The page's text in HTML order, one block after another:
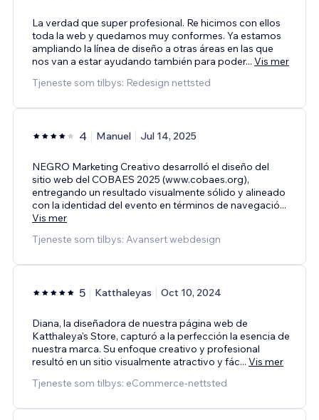
La verdad que super profesional. Re hicimos con ellos
toda la web y quedamos muy conformes. Ya estamos
ampliando la línea de diseño a otras áreas en las que
nos van a estar ayudando también para poder... Vis mer
Tjeneste som tilbys: Redesign nettsted
4 Manuel Jul 14, 2025
NEGRO Marketing Creativo desarrolló el diseño del
sitio web del COBAES 2025 (www.cobaes.org),
entregando un resultado visualmente sólido y alineado
con la identidad del evento en términos de navegació...
Vis mer
Tjeneste som tilbys: Avansert webdesign
5 Katthaleyas Oct 10, 2024
Diana, la diseñadora de nuestra página web de
Katthaleya's Store, capturó a la perfección la esencia de
nuestra marca. Su enfoque creativo y profesional
resultó en un sitio visualmente atractivo y fác... Vis mer
Tjeneste som tilbys: eCommerce-nettsted